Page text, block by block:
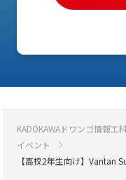
KADOKAWAドワンゴ情報
イベント
【高校2年生向け】Vantan